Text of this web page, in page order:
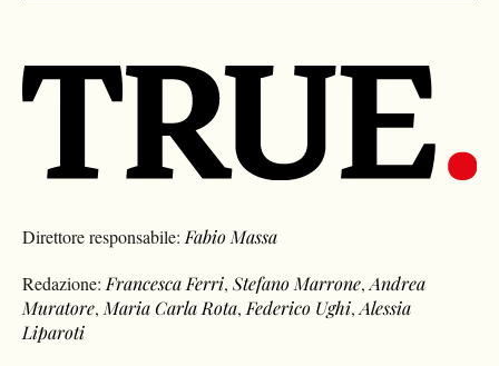
Direttore responsabile: Fabio Massa
Redazione: Francesca Ferri,Stefano Marrone,Andrea
Muratore, Maria Carla Rota, Federico Ughi,Alessia
Liparoti